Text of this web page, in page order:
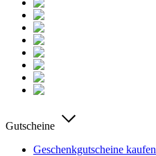
Gutscheine
Geschenkgutscheine kaufen